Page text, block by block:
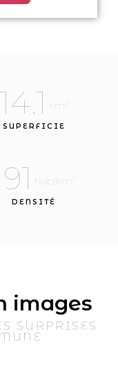
SUPERFICIE
14.1 km
DENSITÉ
hab/km
images
SURPRISES